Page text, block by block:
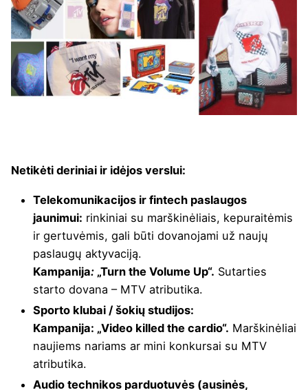
Netikėti deriniai ir idėjos verslui:
Telekomunikacijos ir fintech paslaugos
jaunimui: rinkiniai su marškinėliais, kepuraitėmis
ir gertuvėmis, gali būti dovanojami už naujų
paslaugų aktyvaciją.
Kampanija: „Turn the Volume Up“. Sutarties
starto dovana – MTV atributika.
Sporto klubai / šokių studijos:
Kampanija: „Video killed the cardio“. Marškinėliai
naujiems nariams ar mini konkursai su MTV
atributika.
Audio technikos parduotuvės (ausinės,